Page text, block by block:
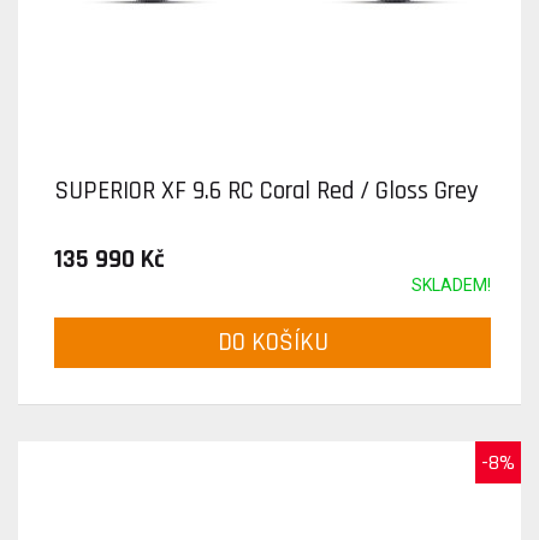
SUPERIOR XF 9.6 RC Coral Red / Gloss Grey
135 990 Kč
SKLADEM!
DO KOŠÍKU
-8%